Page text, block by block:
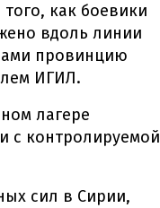
как боевики
вдоль линии
провинцию
ИГИЛ.
лагере
с контролируемой
сил в Сирии,